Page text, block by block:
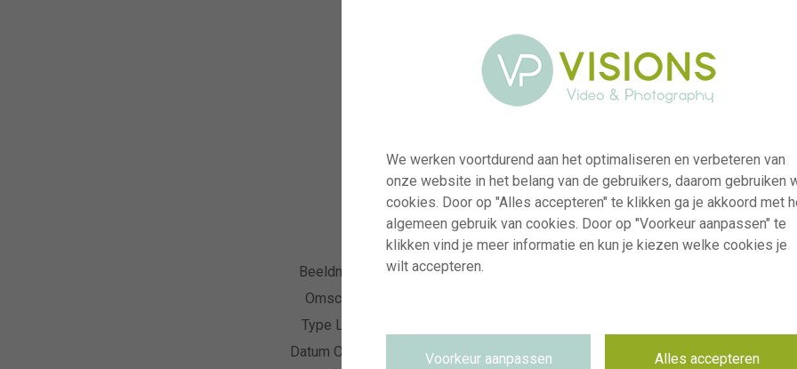
Beeldnummer
visi235421
Omschrijving
Type Licentie
Datum Opname
06.08.2025
We werken voortdurend aan het optimaliseren en verbeteren van
onze website in het belang van de gebruikers, daarom gebruiken
cookies. Door op "Alles accepteren" te klikken ga je akkoord met
algemeen gebruik van cookies. Door op "Voorkeur aanpassen" te
klikken vind je meer informatie en kun je kiezen welke cookies je
wilt accepteren.
Voorkeur aanpassen Alles accepteren